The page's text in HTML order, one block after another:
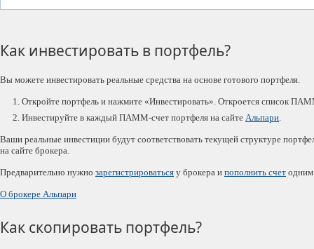
Как инвестировать в портфель?
Вы можете инвестировать реальные средства на основе готового портфеля.
Откройте портфель и нажмите «Инвестировать». Откроется список
Инвестируйте в каждый ПАММ-счет портфеля на сайте Альпари
Ваши реальные инвестиции будут соответствовать текущей структуре
на сайте брокера.
Предварительно нужно зарегистрироваться у брокера и пополнить счет одним
О брокере Альпари
Как скопировать портфель?